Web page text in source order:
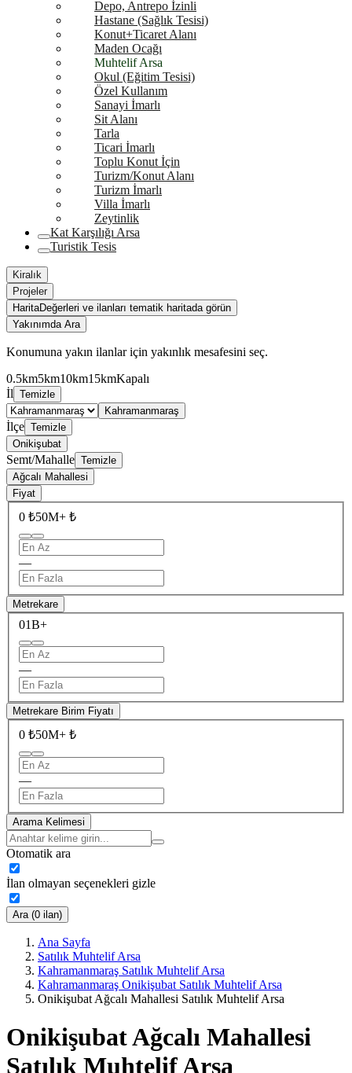
Depo, Antrepo İzinli
Hastane (Sağlık Tesisi)
Konut+Ticaret Alanı
Maden Ocağı
Muhtelif Arsa
Okul (Eğitim Tesisi)
Özel Kullanım
Sanayi İmarlı
Sit Alanı
Tarla
Ticari İmarlı
Toplu Konut İçin
Turizm/Konut Alanı
Turizm İmarlı
Villa İmarlı
Zeytinlik
Kat Karşılığı Arsa
Turistik Tesis
Kiralık
Projeler
HaritaDeğerleri ve ilanları tematik haritada görün
Yakınımda Ara
Konumuna yakın ilanlar için yakınlık mesafesini seç.
0.5km5km10km15kmKapalı
İl Temizle
Kahramanmaraş
İlçe Temizle
Onikişubat
Semt/Mahalle Temizle
Ağcalı Mahallesi
Fiyat
0 ₺50M+ ₺
—
Metrekare
01B+
—
Metrekare Birim Fiyatı
0 ₺50M+ ₺
—
Arama Kelimesi
Otomatik ara
İlan olmayan seçenekleri gizle
Ara (0 ilan)
Ana Sayfa
Satılık Muhtelif Arsa
Kahramanmaraş Satılık Muhtelif Arsa
Kahramanmaraş Onikişubat Satılık Muhtelif Arsa
Onikişubat Ağcalı Mahallesi Satılık Muhtelif Arsa
Onikişubat Ağcalı Mahallesi
Satılık Muhtelif Arsa